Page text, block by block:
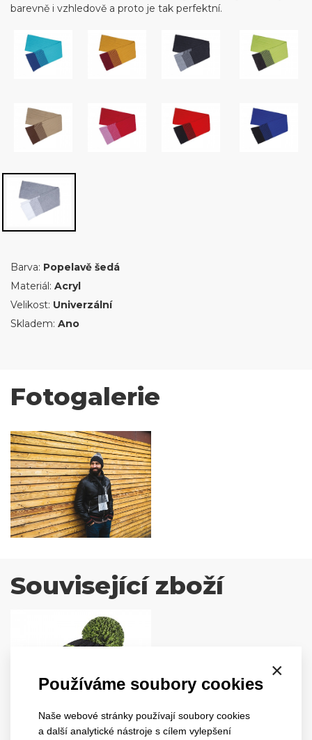
×
Používáme soubory cookies
Naše webové stránky používají soubory cookies
a další analytické nástroje s cílem vylepšení
barevně i vzhledově a proto je tak perfektní.
Barva: Popelavě šedá
Materiál: Acryl
Velikost: Univerzální
Skladem: Ano
Fotogalerie
Související zboží